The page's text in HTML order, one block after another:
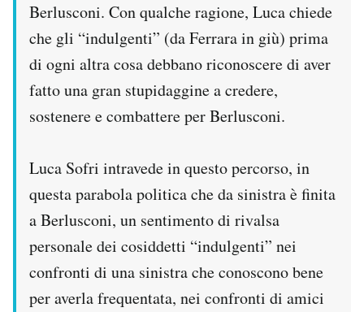
Berlusconi. Con qualche ragione, Luca chiede
che gli “indulgenti” (da Ferrara in giù) prima
di ogni altra cosa debbano riconoscere di aver
fatto una gran stupidaggine a credere,
sostenere e combattere per Berlusconi.
Luca Sofri intravede in questo percorso, in
questa parabola politica che da sinistra è finita
a Berlusconi, un sentimento di rivalsa
personale dei cosiddetti “indulgenti” nei
confronti di una sinistra che conoscono bene
per averla frequentata, nei confronti di amici